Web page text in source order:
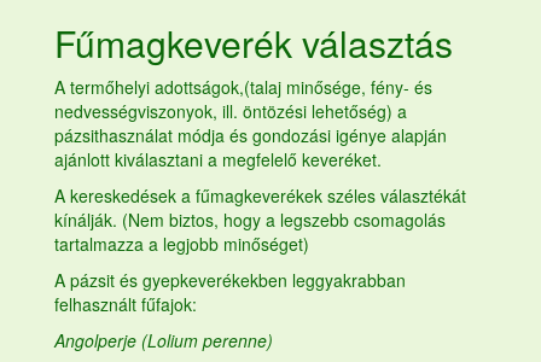
Fűmagkeverékválasztás
A termőhelyi adottságok,(talaj minősége, fény- és
nedvességviszonyok, ill. öntözési lehetőség) a
pázsithasználat módja és gondozási igénye alapján
ajánlott kiválasztani a megfelelő keveréket.
A kereskedések a fűmagkeverékek széles választékát
kínálják. (Nem biztos, hogy a legszebb csomagolás
tartalmazza a legjobb minőséget)
A pázsit és gyepkeverékekben leggyakrabban
felhasznált fűfajok:
Angolperje (Lolium perenne)